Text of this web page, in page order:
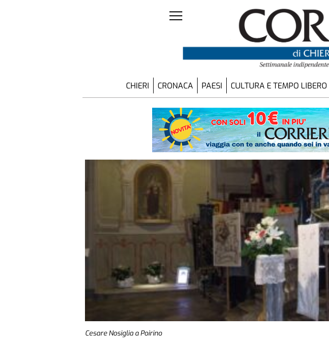
CHIERI CRONACA PAESI CULTURA E TEMPO LIBERO
Cesare Nosiglia a Poirino